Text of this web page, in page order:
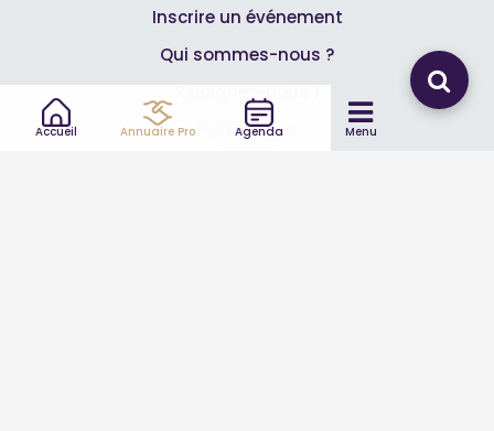
Accueil Annuaire Pro Agenda Menu
Inscrire un événement
Qui sommes-nous ?
Rejoignez-nous !
Partenaires